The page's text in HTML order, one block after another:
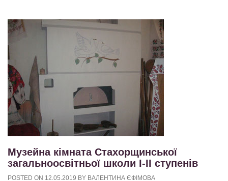
Музейна кімната Стахорщинської
загальноосвітньої школи І-ІІ ступенів
POSTED ON 12.05.2019 BY ВАЛЕНТИНА ЄФІМОВА